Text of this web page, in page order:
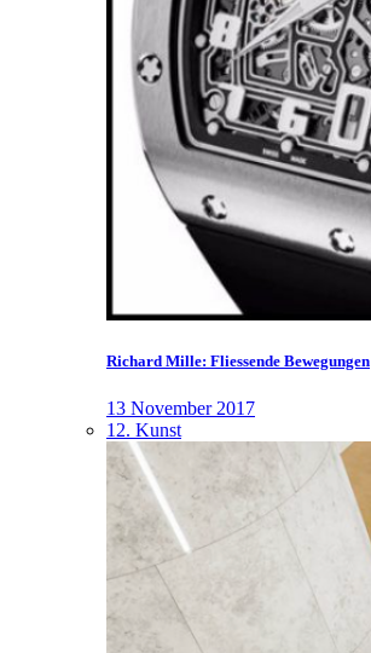
Richard Mille: Fliessende Bewegungen
13 November 2017
12. Kunst